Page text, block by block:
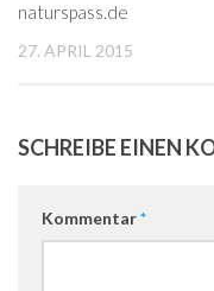
naturspass.de
27. APRIL 2015
SCHREIBE EINEN
Kommentar*